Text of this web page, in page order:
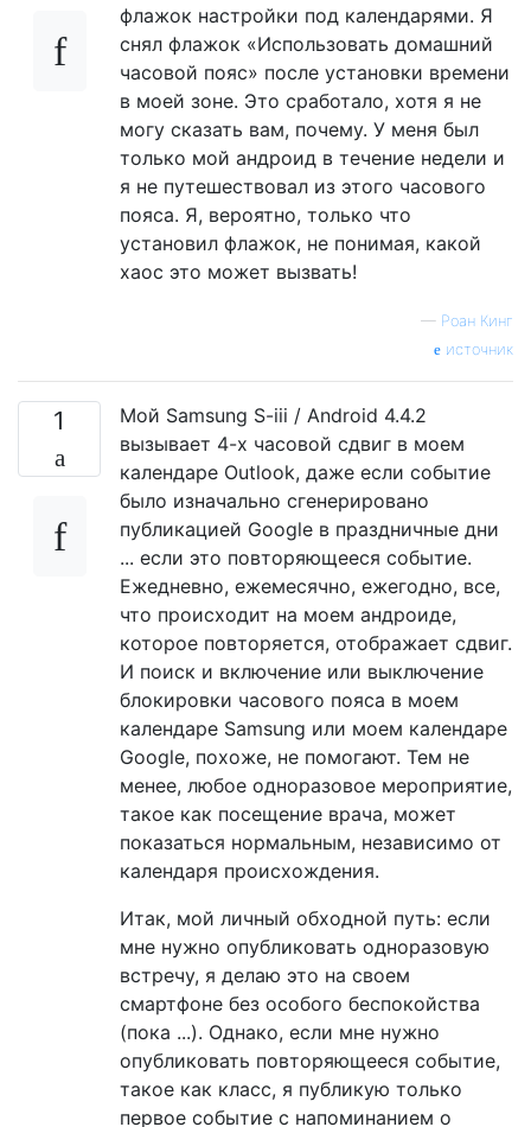
флажок настройки под календарями. Я
снял флажок «Использовать домашний
часовой пояс» после установки времени
в моей зоне. Это сработало, хотя я не
могу сказать вам, почему. У меня был
только мой андроид в течение недели и
я не путешествовал из этого часового
пояса. Я, вероятно, только что
установил флажок, не понимая, какой
хаос это может вызвать!
— Роан Кинг
источник
1
Мой Samsung S-iii / Android 4.4.2
вызывает 4-х часовой сдвиг в моем
календаре Outlook, даже если событие
было изначально сгенерировано
публикацией Google в праздничные дни
... если это повторяющееся событие.
Ежедневно, ежемесячно, ежегодно, все,
что происходит на моем андроиде,
которое повторяется, отображает сдвиг.
И поиск и включение или выключение
блокировки часового пояса в моем
календаре Samsung или моем календаре
Google, похоже, не помогают. Тем не
менее, любое одноразовое мероприятие,
такое как посещение врача, может
показаться нормальным, независимо от
календаря происхождения.
Итак, мой личный обходной путь: если
мне нужно опубликовать одноразовую
встречу, я делаю это на своем
смартфоне без особого беспокойства
(пока ...). Однако, если мне нужно
опубликовать повторяющееся событие,
такое как класс, я публикую только
первое событие с напоминанием о